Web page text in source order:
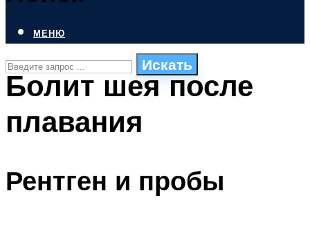
Искать
ПЛАВАНЬЕ ДЛЯ ДЕТЕЙ
ОЧИСТКА БАССЕЙНОВ
МЕНЮ
Болит шея после
плавания
Рентген и пробы